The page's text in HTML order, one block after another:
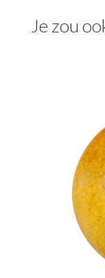
Je zou